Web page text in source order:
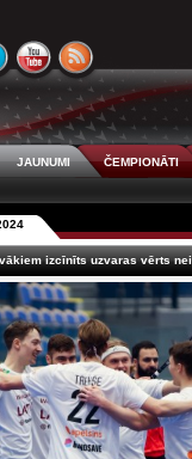
JAUNUMI ČEMPIONĀTI
izcīnīts uzvaras vērts